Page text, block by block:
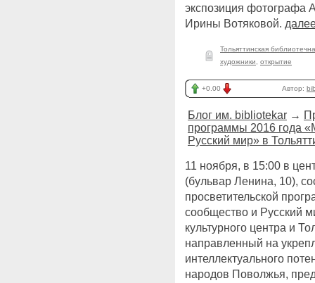
экспозиция фотографа
Ирины Вотяковой.
Тольяттинская
художники
открытие
+0.00 Автор:
Блог им. bibliotekar →
программы 2016 года
Русский мир» в
11 ноября, в 15:00 в
(бульвар Ленина, 10),
просветительской
сообщество и Русский
культурного центра и
направленный на
интеллектуального
народов Поволжья,